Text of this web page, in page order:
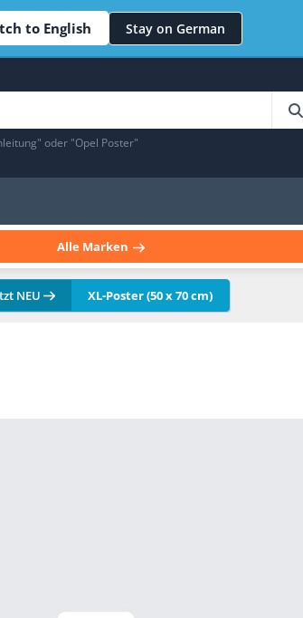
to English Stay on German
oder "Opel Poster"
Alle Marken
NEU XL-Poster (50 x 70 cm)